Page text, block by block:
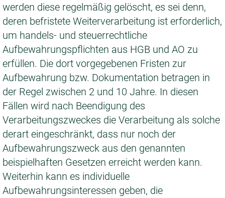
werden diese regelmäßig gelöscht, es sei denn,
deren befristete Weiterverarbeitung ist erforderlich,
um handels- und steuerrechtliche
Aufbewahrungspflichten aus HGB und AO zu
erfüllen. Die dort vorgegebenen Fristen zur
Aufbewahrung bzw. Dokumentation betragen in
der Regel zwischen 2 und 10 Jahre. In diesen
Fällen wird nach Beendigung des
Verarbeitungszweckes die Verarbeitung als solche
derart eingeschränkt, dass nur noch der
Aufbewahrungszweck aus den genannten
beispielhaften Gesetzen erreicht werden kann.
Weiterhin kann es individuelle
Aufbewahrungsinteressen geben, die